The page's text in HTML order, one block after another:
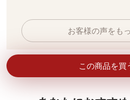
お客様の声をも
この商品を買